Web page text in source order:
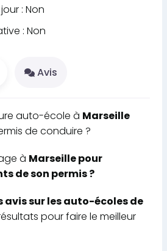
: Non
: Non
Avis
auto-école à Marseille
de conduire ?
à Marseille pour
de son permis ?
avis sur les auto-écoles de
pour faire le meilleur